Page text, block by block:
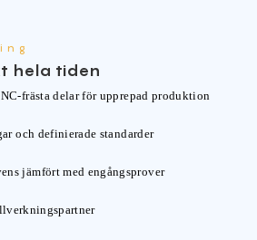
hela tiden
frästa delar för upprepad produktion
och definierade standarder
jämfört med engångsprover